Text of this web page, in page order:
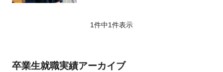
1件中1件表示
卒業生就職実績アーカイブ